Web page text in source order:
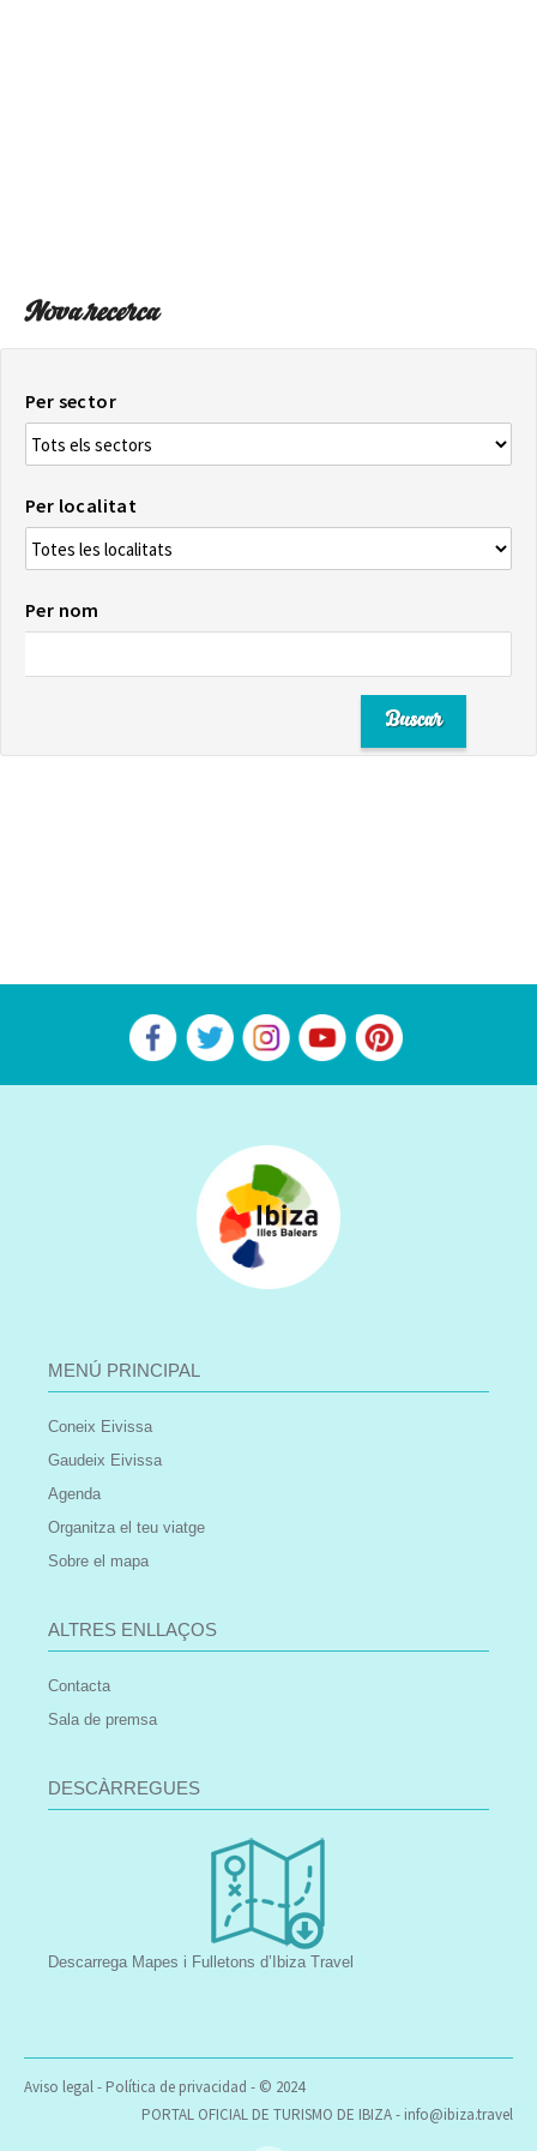
Nova recerca
Per sector
Per localitat
Per nom
MENÚ PRINCIPAL
Coneix Eivissa
Gaudeix Eivissa
Agenda
Organitza el teu viatge
Sobre el mapa
ALTRES ENLLAÇOS
Contacta
Sala de premsa
DESCÀRREGUES
Descarrega Mapes i Fulletons d’Ibiza Travel
Aviso legal- Política de privacidad - © 2024
PORTAL OFICIAL DE TURISMO DE IBIZA - info@ibiza.travel